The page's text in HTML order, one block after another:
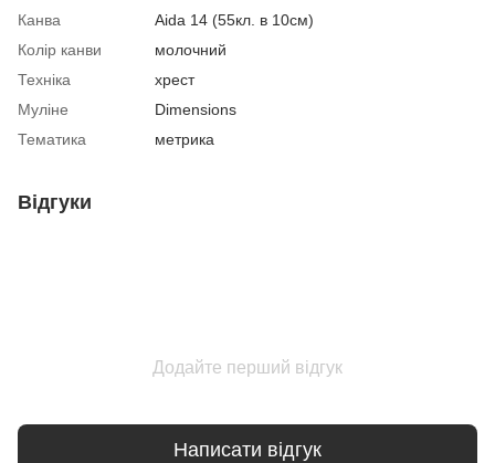
Канва
Aida 14 (55кл. в 10см)
Колір канви
молочний
Техніка
хрест
Муліне
Dimensions
Тематика
метрика
Відгуки
Додайте перший відгук
Написати відгук